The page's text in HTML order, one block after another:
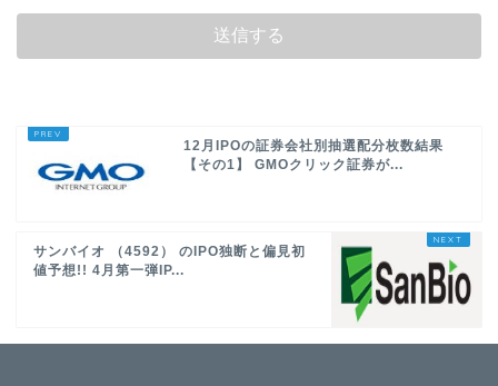
12月IPOの証券会社別抽選配分枚数結果
【その1】 GMOクリック証券が...
サンバイオ （4592） のIPO独断と偏見初
値予想!! 4月第一弾IP...